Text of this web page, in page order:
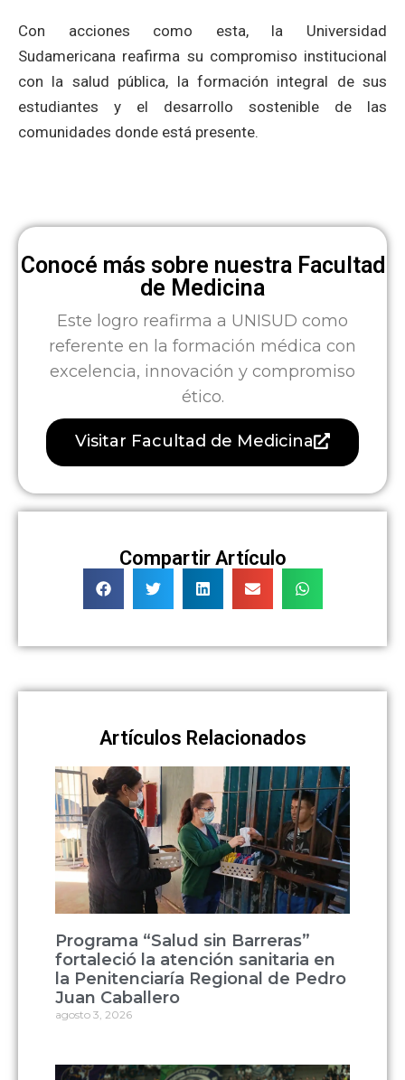
Con acciones como esta, la Universidad
Sudamericana reafirma su compromiso institucional
con la salud pública, la formación integral de sus
estudiantes y el desarrollo sostenible de las
comunidades donde está presente.
Conocé más sobre nuestra Facultad
de Medicina
Este logro reafirma a UNISUD como
referente en la formación médica con
excelencia, innovación y compromiso
ético.
Visitar Facultad de Medicina
Compartir Artículo
Artículos Relacionados
Programa “Salud sin Barreras”
fortaleció la atención sanitaria en
la Penitenciaría Regional de Pedro
Juan Caballero
agosto 3, 2026